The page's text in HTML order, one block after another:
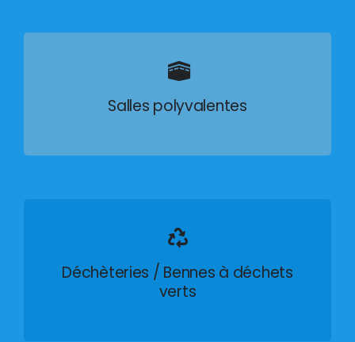
Salles polyvalentes
Déchèteries / Bennes à déchets
verts